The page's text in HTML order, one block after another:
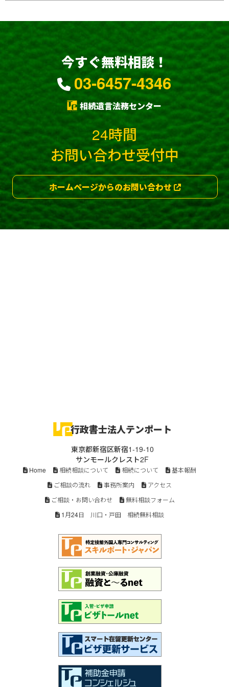
今すぐ無料相談！
03-6457-4346
相続遺言法務センター
24時間
お問い合わせ受付中
ホームページからのお問い合わせ
行政書士法人テンポート
東京都新宿区新宿1-19-10
サンモールクレスト2F
Home 相続相談について 相続について
基本報酬
ご相談の流れ
事務所案内
アクセス
ご相談・お問い合わせ
無料相談フォーム
1月24日 川口・戸田 相続無料相談